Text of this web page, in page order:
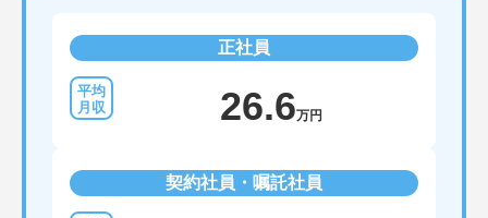
正社員
26.6万円
契約社員・嘱託社員